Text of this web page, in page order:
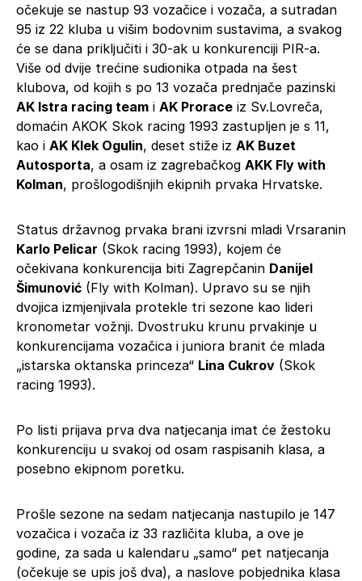
očekuje se nastup 93 vozačice i vozača, a sutradan
95 iz 22 kluba u višim bodovnim sustavima, a svakog
će se dana priključiti i 30-ak u konkurenciji PIR-a.
Više od dvije trećine sudionika otpada na šest
klubova, od kojih s po 13 vozača prednjače pazinski
AK Istra racing team i AK Prorace iz Sv.Lovreča,
domaćin AKOK Skok racing 1993 zastupljen je s 11,
kao i AK Klek Ogulin, deset stiže iz AK Buzet
Autosporta, a osam iz zagrebačkog AKK Fly with
Kolman, prošlogodišnjih ekipnih prvaka Hrvatske.
Status državnog prvaka brani izvrsni mladi Vrsaranin
Karlo Pelicar (Skok racing 1993), kojem će
očekivana konkurencija biti Zagrepčanin Danijel
Šimunović (Fly with Kolman). Upravo su se njih
dvojica izmjenjivala protekle tri sezone kao lideri
kronometar vožnji. Dvostruku krunu prvakinje u
konkurencijama vozačica i juniora branit će mlada
„istarska oktanska princeza“ Lina Cukrov (Skok
racing 1993).
Po listi prijava prva dva natjecanja imat će žestoku
konkurenciju u svakoj od osam raspisanih klasa, a
posebno ekipnom poretku.
Prošle sezone na sedam natjecanja nastupilo je 147
vozačica i vozača iz 33 različita kluba, a ove je
godine, za sada u kalendaru „samo“ pet natjecanja
(očekuje se upis još dva), a naslove pobjednika klasa